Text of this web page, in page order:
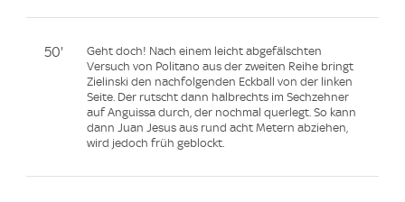
50'
Geht doch! Nach einem leicht abgefälschten
Versuch von Politano aus der zweiten Reihe bringt
Zielinski den nachfolgenden Eckball von der linken
Seite. Der rutscht dann halbrechts im Sechzehner
auf Anguissa durch, der nochmal querlegt. So kann
dann Juan Jesus aus rund acht Metern abziehen,
wird jedoch früh geblockt.